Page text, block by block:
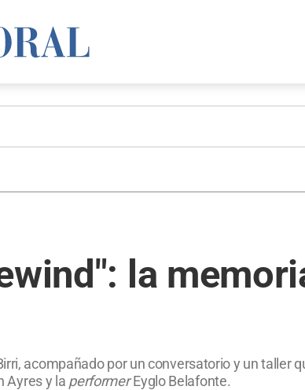
la
acompañado por un conversatorio y un taller
Ayres y la performerEyglo Belafonte.